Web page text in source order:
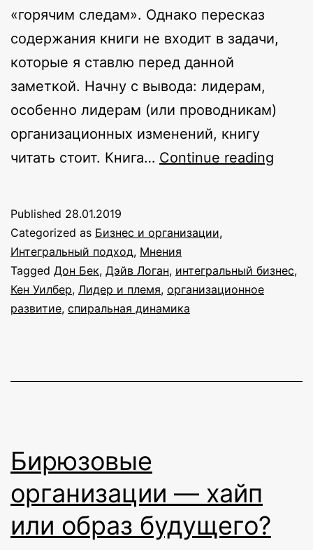
«горячим следам». Однако пересказ
содержания книги не входит в задачи,
которые я ставлю перед данной
заметкой. Начну с вывода: лидерам,
особенно лидерам (или проводникам)
организационных изменений, книгу
читать стоит. Книга… Continue reading
на
Published 28.01.2019
Categorized as Бизнес и организации,
Интегральный подход, Мнения
Tagged Дон Бек, Дэйв Логан, интегральный бизнес,
Кен Уилбер, Лидер и племя, организационное
развитие, спиральная динамика
Бирюзовые
организации — хайп
или образ будущего?